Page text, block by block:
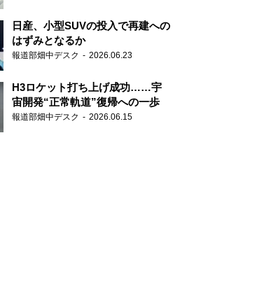
日産、小型SUVの投入で再建への
はずみとなるか
報道部畑中デスク 2026.06.23
H3ロケット打ち上げ成功……宇
宙開発“正常軌道”復帰への一歩
報道部畑中デスク 2026.06.15